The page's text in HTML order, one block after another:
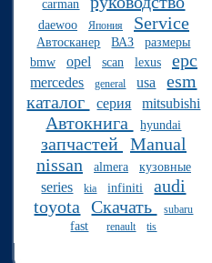
carman
daewoo Япония Service
Автосканер ВАЗ
размеры
bmw
opel scan lexus epc
mercedes general usa
esm
каталог
серия mitsubishi
Автокнига hyundai
запчастей Manual
nissan
almera кузовные
series kia infiniti
audi
toyota
Скачать subaru
fast renault tis